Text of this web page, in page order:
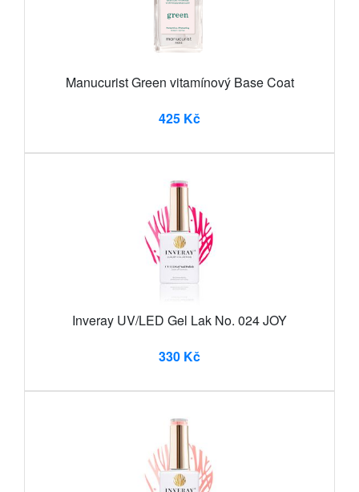
Manucurist Green vitamínový Base Coat
425 Kč
Inveray UV/LED Gel Lak No. 024 JOY
330 Kč